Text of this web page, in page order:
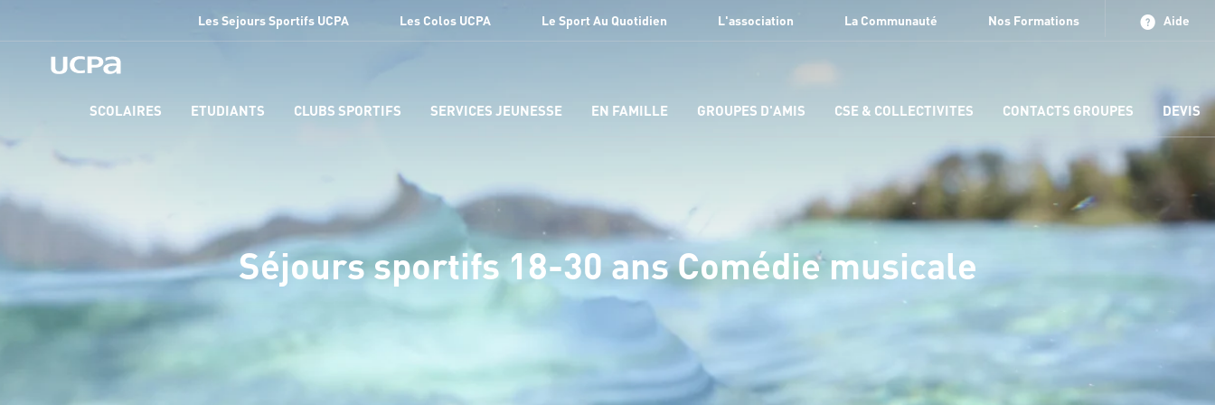
Les Sejours Sportifs UCPA Les Colos UCPA Le Sport Au Quotidien L'association La Communauté Nos Formations Aide
SCOLAIRES ETUDIANTS CLUBS SPORTIFS SERVICES JEUNESSE EN FAMILLE GROUPES D'AMIS CSE & COLLECTIVITES CONTACTS GROUPES DEVIS
Séjours sportifs 18-30 ans Comédie musicale